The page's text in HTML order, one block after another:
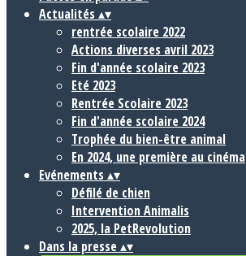
Actualités ▴▾
rentrée scolaire 2022
Actions diverses avril 2023
Fin d'année scolaire 2023
Eté 2023
Rentrée Scolaire 2023
Fin d'année scolaire 2024
Trophée du bien-être animal
En 2024, une première au cinéma
Evénements ▴▾
Défilé de chien
Intervention Animalis
2025, la PetRevolution
Dans la presse▴▾